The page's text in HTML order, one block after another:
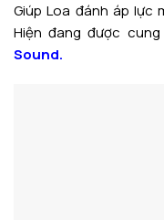
Giúp Loa đánh áp lực
Hiện đang được
Sound.